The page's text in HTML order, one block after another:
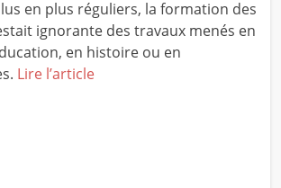
en plus réguliers, la formation des
ignorante des travaux menés en
en histoire ou en
Lire l’article